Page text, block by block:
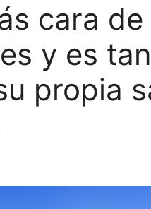
cara de
y es
propia